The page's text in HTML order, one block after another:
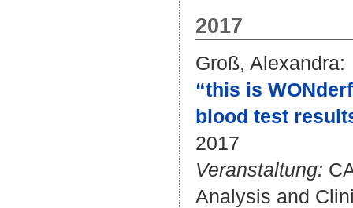
2017
Groß, Alexandra:
“this is
blood test
2017
Veranstaltung:
Analysis and